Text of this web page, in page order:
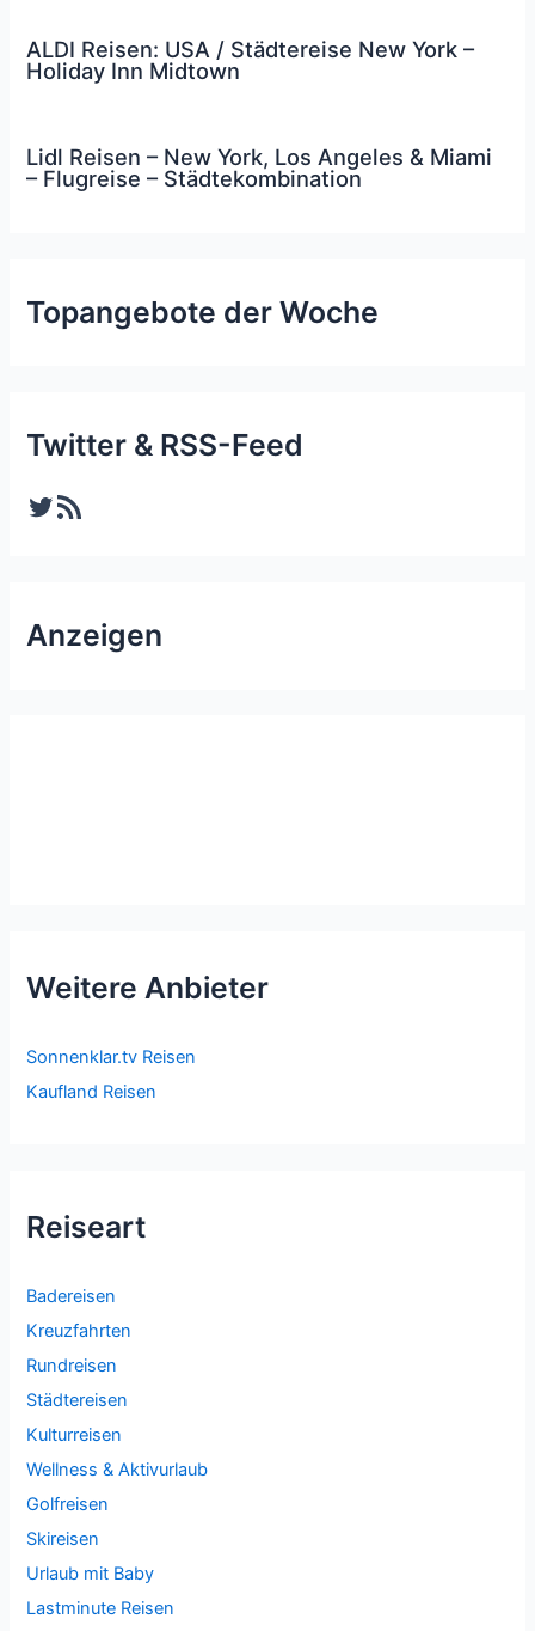
ALDI Reisen: USA / Städtereise New York –
Holiday Inn Midtown
Lidl Reisen – New York, Los Angeles & Miami
– Flugreise – Städtekombination
Topangebote der Woche
Twitter & RSS-Feed
Twitter RSS-Feed
Anzeigen
Weitere Anbieter
Sonnenklar.tv Reisen
Kaufland Reisen
Reiseart
Badereisen
Kreuzfahrten
Rundreisen
Städtereisen
Kulturreisen
Wellness & Aktivurlaub
Golfreisen
Skireisen
Urlaub mit Baby
Lastminute Reisen